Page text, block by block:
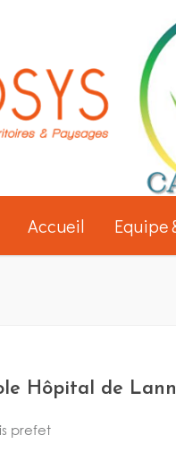
Accueil Equipe
Hôpital de
prefet